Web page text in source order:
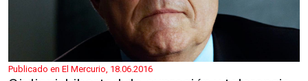
Publicado en El Mercurio, 18.06.2016